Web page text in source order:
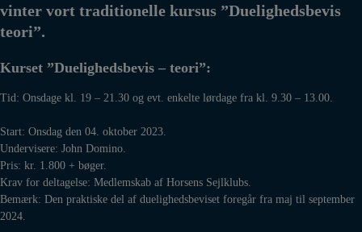
vinter vort traditionelle kursus ”Duelighedsbevis
teori”.
Kurset ”Duelighedsbevis – teori”:
Tid: Onsdage kl. 19 – 21.30 og evt. enkelte lørdage fra kl. 9.30 – 13.00.
Start: Onsdag den 04. oktober 2023.
Undervisere: John Domino.
Pris: kr. 1.800 + bøger.
Krav for deltagelse: Medlemskab af Horsens Sejlklubs.
Bemærk: Den praktiske del af duelighedsbeviset foregår fra maj til september
2024.